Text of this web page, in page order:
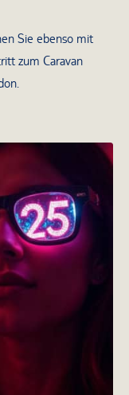
Sie ebenso mit
zum Caravan